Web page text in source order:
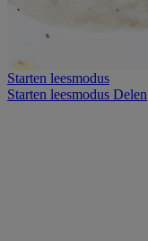
Starten leesmodus
Starten leesmodus Delen